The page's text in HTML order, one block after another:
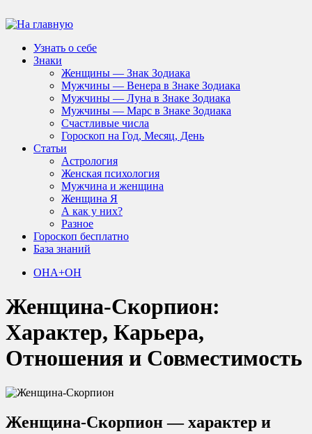
Узнать о себе
Знаки
Женщины — Знак Зодиака
Мужчины — Венера в Знаке Зодиака
Мужчины — Луна в Знаке Зодиака
Мужчины — Марс в Знаке Зодиака
Счастливые числа
Гороскоп на Год, Месяц, День
Статьи
Астрология
Женская психология
Мужчина и женщина
Женщина Я
А как у них?
Разное
Гороскоп бесплатно
База знаний
ОНА+ОН
Женщина-Скорпион:
Характер, Карьера,
Отношения и Совместимость
Женщина-Скорпион — характер и